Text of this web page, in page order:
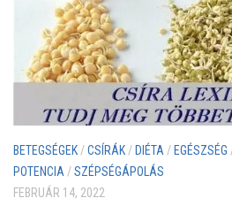
BETEGSÉGEK/CSÍRÁK/ DIÉTA/ EGÉSZSÉG
POTENCIA/SZÉPSÉGÁPOLÁS
FEBRUÁR 14, 2022